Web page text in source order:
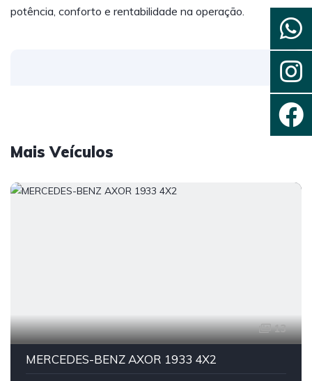
potência, conforto e rentabilidade na operação.
Mais Veículos
13
MERCEDES-BENZ AXOR 1933 4X2